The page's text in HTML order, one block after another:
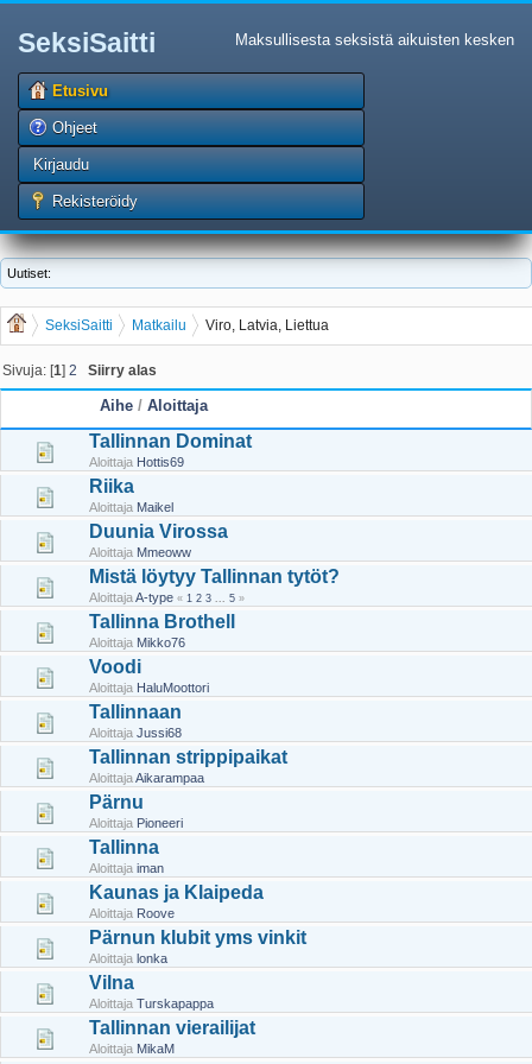
SeksiSaitti Maksullisesta seksistä aikuisten kesken
Etusivu
Ohjeet
Kirjaudu
Rekisteröidy
Uutiset:
SeksiSaitti Matkailu Viro, Latvia, Liettua
Sivuja: [1]2 Siirry alas
Aihe / Aloittaja
Tallinnan Dominat
Aloittaja Hottis69
Riika
Aloittaja Maikel
Duunia Virossa
Aloittaja Mmeoww
Mistä löytyy Tallinnan tytöt?
AloittajaA-type « 1 2 3 ... 5 »
Tallinna Brothell
Aloittaja Mikko76
Voodi
Aloittaja HaluMoottori
Tallinnaan
Aloittaja Jussi68
Tallinnan strippipaikat
AloittajaAikarampaa
Pärnu
Aloittaja Pioneeri
Tallinna
Aloittaja iman
Kaunas ja Klaipeda
Aloittaja Roove
Pärnun klubit yms vinkit
Aloittaja lonka
Vilna
Aloittaja Turskapappa
Tallinnan vierailijat
Aloittaja MikaM